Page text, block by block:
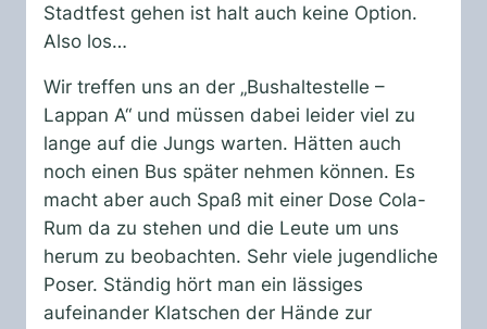
Stadtfest gehen ist halt auch keine Option.
Also los…
Wir treffen uns an der „Bushaltestelle –
Lappan A“ und müssen dabei leider viel zu
lange auf die Jungs warten. Hätten auch
noch einen Bus später nehmen können. Es
macht aber auch Spaß mit einer Dose Cola-
Rum da zu stehen und die Leute um uns
herum zu beobachten. Sehr viele jugendliche
Poser. Ständig hört man ein lässiges
aufeinander Klatschen der Hände zur